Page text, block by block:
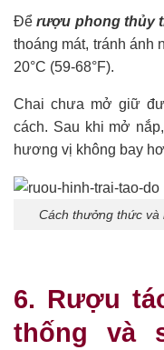
Đểrượu phong thủy
thoáng mát, tránh ánh
20°C (59-68°F).
Chai chưa mở giữ
cách. Sau khi mở
hương vị không bay
Cách thưởng thức và
6. Rượu
thống và